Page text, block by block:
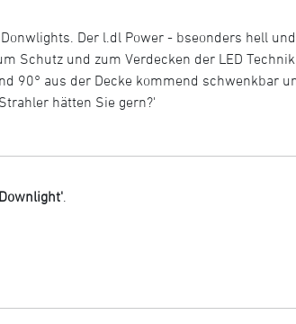
Der l.dl Power - bseonders hell
Schutz und zum Verdecken der LED
90° aus der Decke kommend schwenkbar
hätten Sie gern?'